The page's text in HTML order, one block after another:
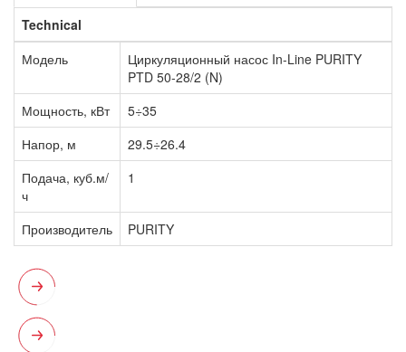
Technical
Модель
Циркуляционный насос In-Line PURITY
PTD 50-28/2 (N)
Мощность, кВт
5÷35
Напор, м
29.5÷26.4
Подача, куб.м/
ч
1
Производитель PURITY